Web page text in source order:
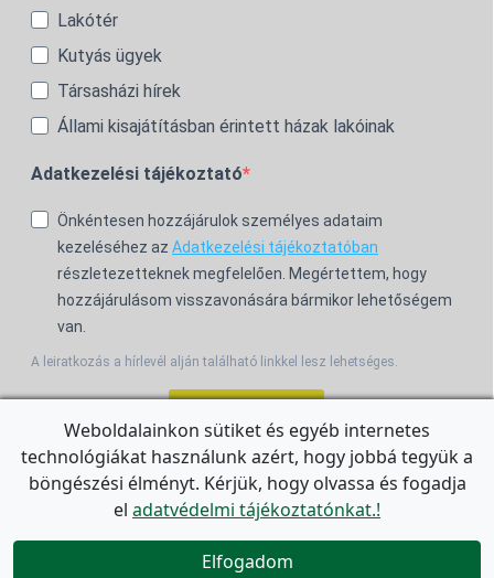
Lakótér
Kutyás ügyek
Társasházi hírek
Állami kisajátításban érintett házak lakóinak
Adatkezelési tájékoztató
Önkéntesen hozzájárulok személyes adataim
kezeléséhez az Adatkezelési tájékoztatóban
részletezetteknek megfelelően. Megértettem, hogy
hozzájárulásom visszavonására bármikor lehetőségem
van.
A leiratkozás a hírlevél alján található linkkel lesz lehetséges.
For the English Newsletter, clickHERE.

Weboldalainkon sütiket és egyéb internetes
technológiákat használunk azért, hogy jobbá tegyük a
böngészési élményt. Kérjük, hogy olvassa és fogadja
el adatvédelmi tájékoztatónkat.!
Elfogadom